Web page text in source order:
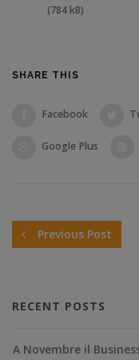
(784 kB)
SHARE THIS
Facebook
Google Plus
Previous Post
RECENT POSTS
A Novembre il